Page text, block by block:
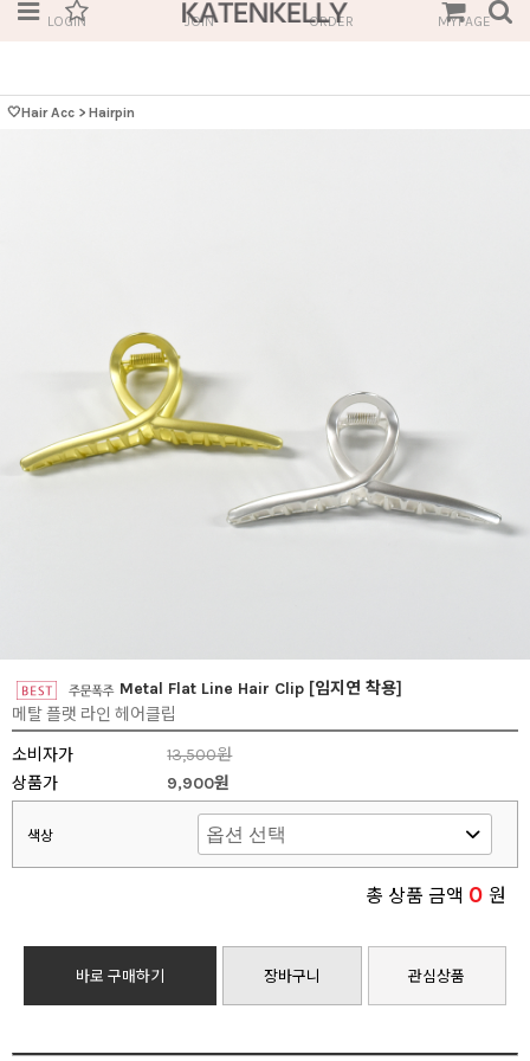
LOGIN JOIN ORDER MYPAGE
🤍Hair Acc > Hairpin
Metal Flat Line Hair Clip [임지연 착용]
메탈 플랫 라인 헤어클립
소비자가
13,500원
상품가
9,900원
색상
총 상품 금액 0 원
바로 구매하기 장바구니 관심상품